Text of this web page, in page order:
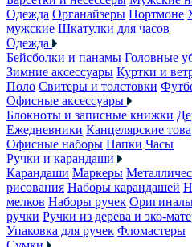
Одежда Органайзеры Портмоне
мужские Шкатулки для часов
Одежда
Бейсболки и панамы Головные
Зимние аксессуары Куртки и
Поло Свитеры и толстовки
Офисные аксессуары
Блокноты и записные книжки
Ежедневники Канцелярские
Офисные наборы Папки Часы
Ручки и карандаши
Карандаши Маркеры
рисования Наборы карандашей
мелков Наборы ручек
ручки Ручки из дерева и эко-
Упаковка для ручек Фломастеры